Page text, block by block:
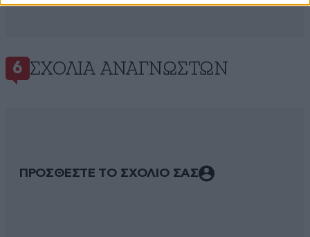
6 ΣΧΌΛΙΑ ΑΝΑΓΝΩΣΤΏΝ
ΠΡΟΣΘΕΣΤΕ ΤΟ ΣΧΟΛΙΟ ΣΑΣ